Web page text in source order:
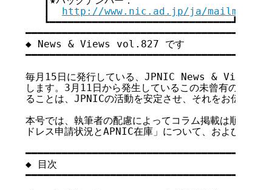
http://www.nic.ad.jp/ja/
   ┗━━━━━━━━━━━━━━━━━━━━━━━━━━━━━━┛
━━━━━━━━━━━━━━━━━━━━━━━━━━━━━━━━━━━
◆ News & Views vol.827 です
━━━━━━━━━━━━━━━━━━━━━━━━━━━━━━━━━━━
毎月15日に発行している、JPNIC News & Viewsの
します。3月11日から発生しているこの未曾有の事態の
ることは、JPNICの活動を安定させ、それをお伝えす
本号では、執筆者の配慮によってコラム掲載は順延と
ドレス申請状況とAPNIC在庫」について、および統計
━━━━━━━━━━━━━━━━━━━━━━━━━━━━━━━━━━━
◆ 目次
━━━━━━━━━━━━━━━━━━━━━━━━━━━━━━━━━━━